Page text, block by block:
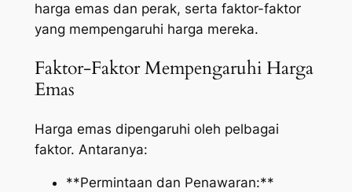
harga emas dan perak, serta faktor-faktor
yang mempengaruhi harga mereka.
Faktor-Faktor Mempengaruhi Harga
Emas
Harga emas dipengaruhi oleh pelbagai
faktor. Antaranya:
**Permintaan dan Penawaran:**